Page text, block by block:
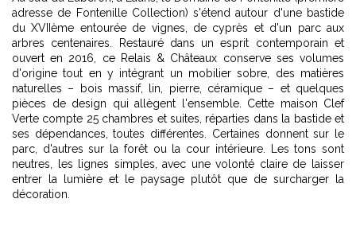
adresse de Fontenille Collection) s'étend autour d'une bastide
du XVIIème entourée de vignes, de cyprès et d'un parc aux
arbres centenaires. Restauré dans un esprit contemporain et
ouvert en 2016, ce Relais & Châteaux conserve ses volumes
d'origine tout en y intégrant un mobilier sobre, des matières
naturelles – bois massif, lin, pierre, céramique – et quelques
pièces de design qui allègent l'ensemble. Cette maison Clef
Verte compte 25 chambres et suites, réparties dans la bastide et
ses dépendances, toutes différentes. Certaines donnent sur le
parc, d'autres sur la forêt ou la cour intérieure. Les tons sont
neutres, les lignes simples, avec une volonté claire de laisser
entrer la lumière et le paysage plutôt que de surcharger la
décoration.